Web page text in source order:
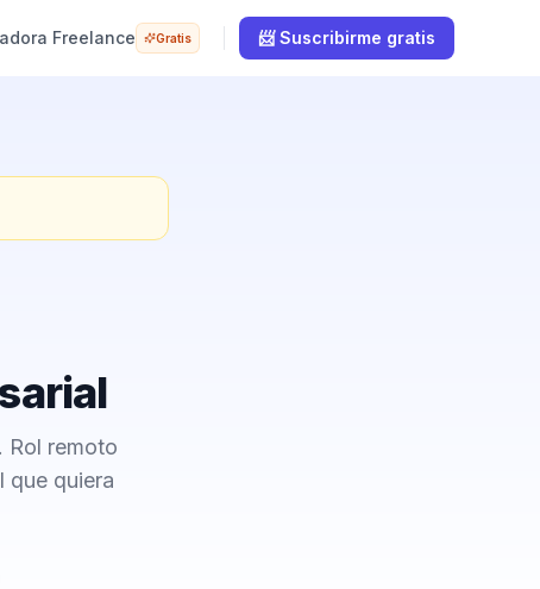
Freelance Gratis 📨 Suscribirme gratis
Rol remoto
que quiera